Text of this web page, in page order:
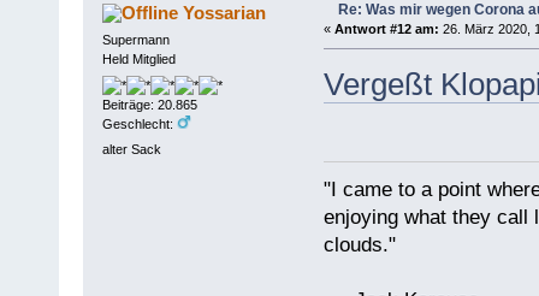
Yossarian
Supermann
Held Mitglied
Beiträge: 20.865
Geschlecht:
alter Sack
Re: Was mir wegen Corona
« Antwort #12 am: 26. März 2020,
Vergeßt
"I came to a point
enjoying what they call
clouds."